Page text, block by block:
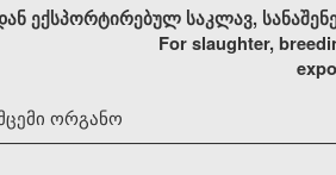
ექსპორტირებულ საკლავ,
For slaughter,
ორგანო